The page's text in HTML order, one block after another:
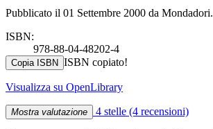
Pubblicato il 01 Settembre 2000 da Mondadori.
ISBN:
978-88-04-48202-4
Copia ISBN ISBN copiato!
Visualizza su OpenLibrary
Mostra valutazione 4 stelle (4 recensioni)